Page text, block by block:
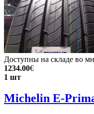
Доступны на складе во
1234.00€
1 шт
Michelin E-